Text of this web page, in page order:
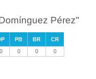
Pérez"
PB BR
CR
0 0 0 0